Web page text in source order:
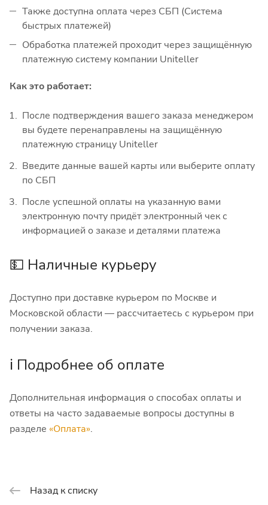
Также доступна оплата через СБП (Система
быстрых платежей)
Обработка платежей проходит через защищённую
платежную систему компании Uniteller
Как это работает:
После подтверждения вашего заказа менеджером
вы будете перенаправлены на защищённую
платежную страницу Uniteller
Введите данные вашей карты или выберите оплату
по СБП
После успешной оплаты на указанную вами
электронную почту придёт электронный чек с
информацией о заказе и деталями платежа
💵 Наличные курьеру
Доступно при доставке курьером по Москве и
Московской области — рассчитаетесь с курьером при
получении заказа.
ℹ️ Подробнее об оплате
Дополнительная информация о способах оплаты и
ответы на часто задаваемые вопросы доступны в
разделе «Оплата».
Назад к списку